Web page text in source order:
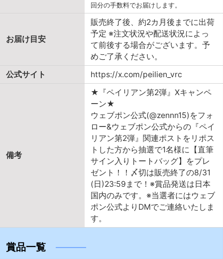
回分の手数料でお届けします。
お届け目安
販売終了後、約2カ月後までに出荷
予定 ※注文状況や配送状況によっ
て前後する場合がございます。予
めご了承ください。
公式サイト
https://x.com/peilien_vrc
備考
★『ペイリアン第2弾』Xキャンペ
ーン★
ウェブポン公式(@zennn15)をフォ
ロー&ウェブポン公式からの『ペイ
リアン第2弾』関連ポストをリポス
トした方から抽選で1名様に【直筆
サイン入りトートバッグ】をプレ
ゼント！！〆切は販売終了の8/31
(日)23:59まで！※賞品発送は日本
国内のみです。※当選者にはウェブ
ポン公式よりDMでご連絡いたしま
す。
賞品一覧